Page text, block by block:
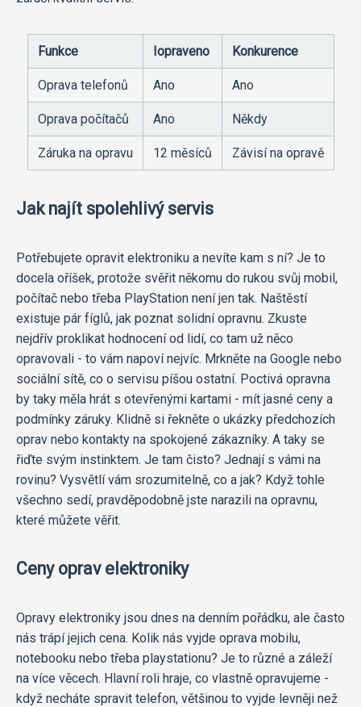
Funkce Iopraveno Konkurence
Oprava telefonů Ano Ano
Oprava počítačů Ano Někdy
Záruka na opravu 12 měsíců Závisí na opravě
Jak najít spolehlivý servis
Potřebujete opravit elektroniku a nevíte kam s ní? Je to
docela oříšek, protože svěřit někomu do rukou svůj mobil,
počítač nebo třeba PlayStation není jen tak. Naštěstí
existuje pár fíglů, jak poznat solidní opravnu. Zkuste
nejdřív proklikat hodnocení od lidí, co tam už něco
opravovali - to vám napoví nejvíc. Mrkněte na Google nebo
sociální sítě, co o servisu píšou ostatní. Poctivá opravna
by taky měla hrát s otevřenými kartami - mít jasné ceny a
podmínky záruky. Klidně si řekněte o ukázky předchozích
oprav nebo kontakty na spokojené zákazníky. A taky se
řiďte svým instinktem. Je tam čisto? Jednají s vámi na
rovinu? Vysvětlí vám srozumitelně, co a jak? Když tohle
všechno sedí, pravděpodobně jste narazili na opravnu,
které můžete věřit.
Ceny oprav elektroniky
Opravy elektroniky jsou dnes na denním pořádku, ale často
nás trápí jejich cena. Kolik nás vyjde oprava mobilu,
notebooku nebo třeba playstationu? Je to různé a záleží
na více věcech. Hlavní roli hraje, co vlastně opravujeme -
když necháte spravit telefon, většinou to vyjde levněji než